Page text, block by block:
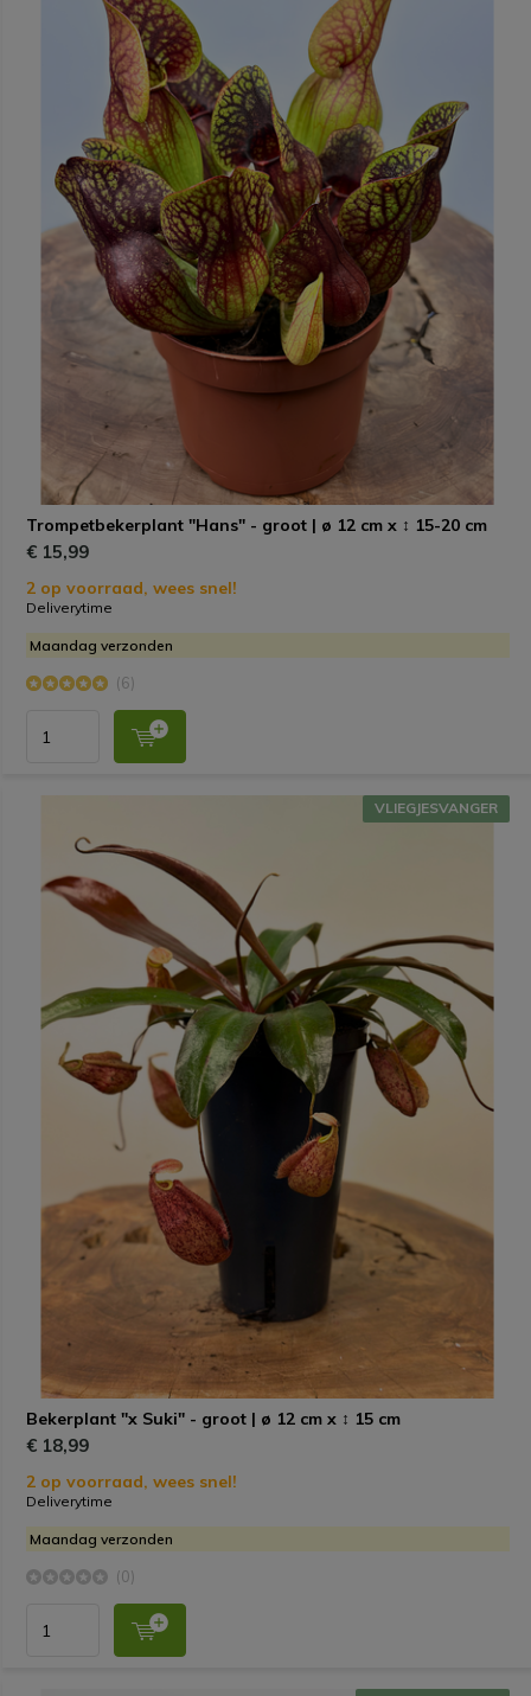
Trompetbekerplant "Hans" - groot | ø 12 cm x ↕ 15-20 cm
€ 15,99
2 op voorraad, wees snel!
Deliverytime
Maandag verzonden
(6)
Bekerplant "x Suki" - groot | ø 12 cm x ↕ 15 cm
VLIEGJESVANGER
€ 18,99
2 op voorraad, wees snel!
Deliverytime
Maandag verzonden
(0)